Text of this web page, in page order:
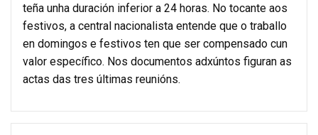
teña unha duración inferior a 24 horas. No tocante aos
festivos, a central nacionalista entende que o traballo
en domingos e festivos ten que ser compensado cun
valor específico. Nos documentos adxúntos figuran as
actas das tres últimas reunións.